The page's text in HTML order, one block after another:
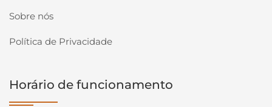
Sobre nós
Política de Privacidade
Horário de funcionamento